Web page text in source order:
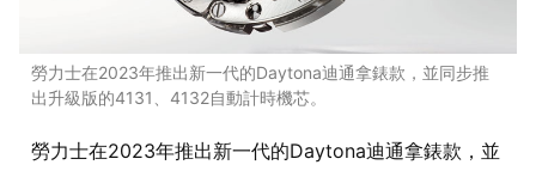
勞力士在2023年推出新一代的Daytona迪通拿錶款，並同步推
出升級版的4131、4132自動計時機芯。
勞力士在2023年推出新一代的Daytona迪通拿錶款，並